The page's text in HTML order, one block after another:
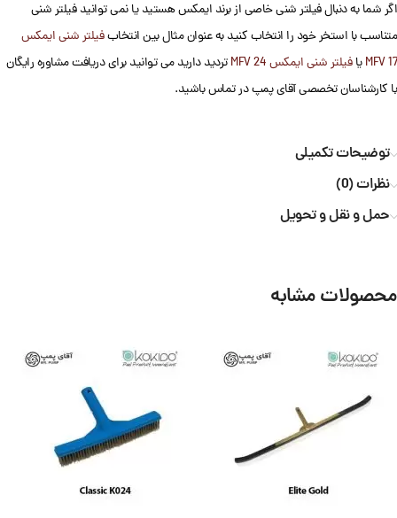
اگر شما به دنبال فیلتر شنی خاصی از برند ایمکس هستید یا نمی توانید فیلتر شنی
متناسب با استخر خود را انتخاب کنید به عنوان مثال بین انتخابفیلتر شنی ایمکس
MFV 17یافیلتر شنی ایمکس MFV 24
تردید دارید می توانید برای دریافت مشاوره رایگان
با کارشناسان تخصصی آقای پمپ در تماس باشید.
توضیحات تکمیلی
نظرات (0)
حمل و نقل و تحویل
محصولات مشابه